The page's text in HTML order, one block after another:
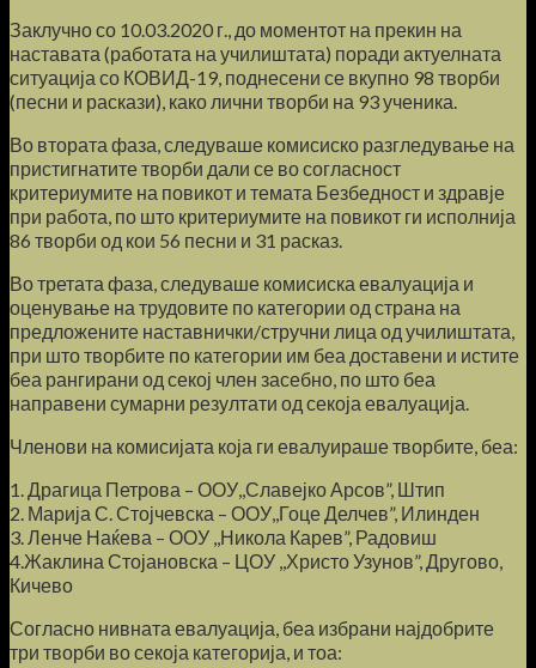
Заклучно со 10.03.2020 г., до моментот на прекин на
наставата (работата на училиштата) поради актуелната
ситуација со КОВИД-19, поднесени се вкупно 98 творби
(песни и раскази), како лични творби на 93 ученика.
Во втората фаза, следуваше комисиско разгледување на
пристигнатите творби дали се во согласност
критериумите на повикот и темата Безбедност и здравје
при работа, по што критериумите на повикот ги исполнија
86 творби од кои 56 песни и 31 расказ.
Во третата фаза, следуваше комисиска евалуација и
оценување на трудовите по категории од страна на
предложените наставнички/стручни лица од училиштата,
при што творбите по категории им беа доставени и истите
беа рангирани од секој член засебно, по што беа
направени сумарни резултати од секоја евалуација.
Членови на комисијата која ги евалуираше творбите, беа:
1. Драгица Петрова – ООУ,,Славејко Арсов”, Штип
2. Марија С. Стојчевска – ООУ,,Гоце Делчев”, Илинден
3. Ленче Наќева – ООУ ,,Никола Карев”, Радовиш
4.Жаклина Стојановска – ЦОУ ,,Христо Узунов”, Другово,
Кичево
Согласно нивната евалуација, беа избрани најдобрите
три творби во секоја категорија, и тоа: